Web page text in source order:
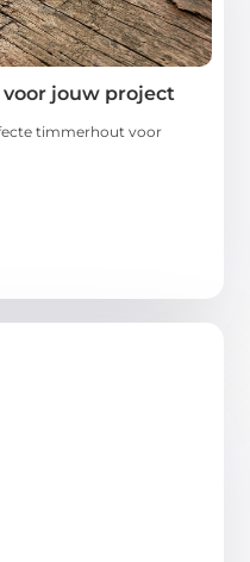
jouw project
timmerhout voor